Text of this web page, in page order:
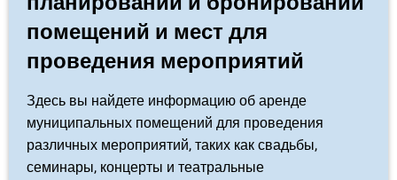
помещений и мест для
проведения мероприятий
Здесь вы найдете информацию об аренде
муниципальных помещений для проведения
различных мероприятий, таких как свадьбы,
семинары, концерты и театральные